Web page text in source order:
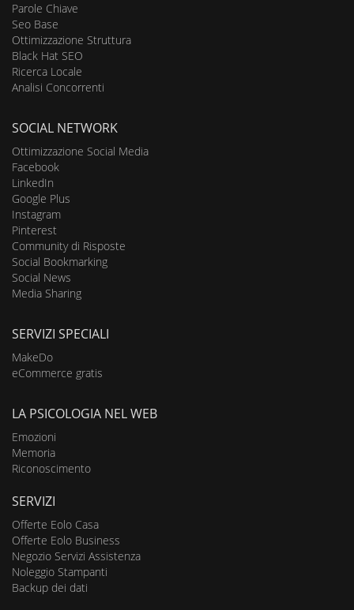
Parole Chiave
Seo Base
Ottimizzazione Struttura
Black Hat SEO
Ricerca Locale
Analisi Concorrenti
SOCIAL NETWORK
Ottimizzazione Social Media
Facebook
LinkedIn
Google Plus
Instagram
Pinterest
Community di Risposte
Social Bookmarking
Social News
Media Sharing
SERVIZI SPECIALI
MakeDo
eCommerce gratis
LA PSICOLOGIA NEL WEB
Emozioni
Memoria
Riconoscimento
SERVIZI
Offerte Eolo Casa
Offerte Eolo Business
Negozio Servizi Assistenza
Noleggio Stampanti
Backup dei dati